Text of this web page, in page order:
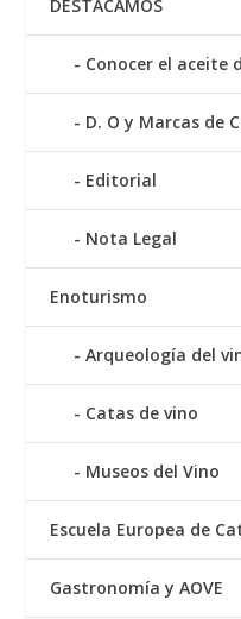
DESTACAMOS
Conocer el aceite
D. O y Marcas de
Editorial
Nota Legal
Enoturismo
Arqueología del
Catas de vino
Museos del Vino
Escuela Europea de
Gastronomía y AOVE